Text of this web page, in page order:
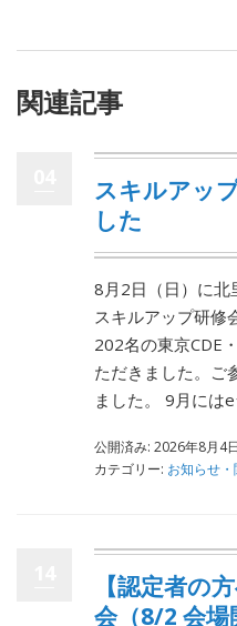
関連記事
スキルアッ
した
8月2日（日）に北
スキルアップ研修
202名の東京CDE
ただきました。ご
ました。 9月には
公開済み: 2026年8月4日
カテゴリー: お知らせ
【認定者の
会（8/2 会場